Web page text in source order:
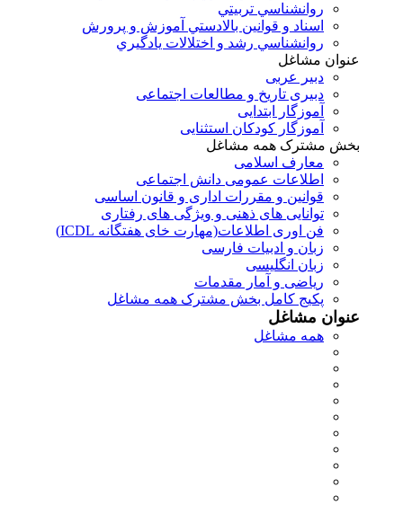
روانشناسي تربيتي
اسناد و قوانين بالادستي آموزش و پرورش
روانشناسي رشد و اختلالات يادگيري
عنوان مشاغل
دبير عربی
دبیری تاریخ و مطالعات اجتماعی
آموزگار ابتدایی
آموزگار کودکان استثنایی
بخش مشترک همه مشاغل
معارف اسلامی
اطلاعات عمومی دانش اجتماعی
قوانین و مقررات اداری و قانون اساسی
توانایی های ذهنی و ویژگی های رفتاری
فن اوری اطلاعات(مهارت خای هفتگانه ICDL)
زبان و ادبیات فارسی
زبان انگلیسی
ریاضی و آمار مقدمات
پکیج کامل بخش مشترک همه مشاغل
عنوان مشاغل
همه مشاغل